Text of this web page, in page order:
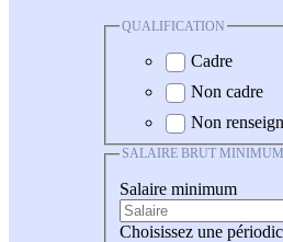
QUALIFICATION
Cadre
Non cadre
Non
SALAIRE BRUT MINIMUM
Salaire minimum
Choisissez une